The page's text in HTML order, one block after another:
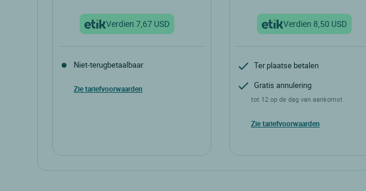
Verdien 7,67 USD
Niet-terugbetaalbaar
Zie tariefvoorwaarden
Verdien 8,50 USD
Ter plaatse betalen
Gratis annulering
tot 12 op de dag van aankomst
Zie tariefvoorwaarden